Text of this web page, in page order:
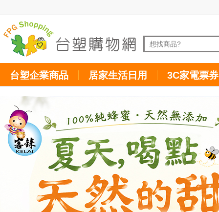
台塑企業商品 居家生活日用 3C家電票券